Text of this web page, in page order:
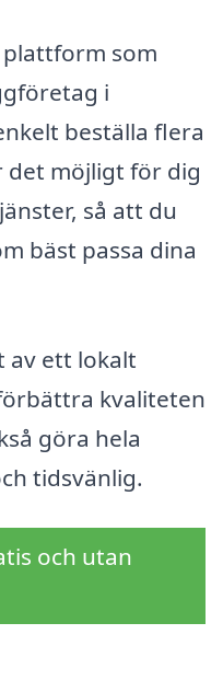
som
i
beställa flera
det möjligt för dig
så att du
bäst passa dina
av ett lokalt
kvaliteten
göra hela
tidsvänlig.
och utan